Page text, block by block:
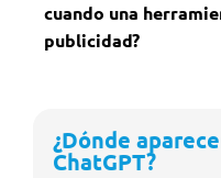
cuando una
publicidad?
¿Dónde
ChatGPT?